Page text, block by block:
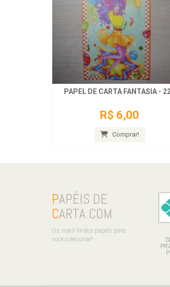
PAPEL DE CARTA FANTASIA -
R$ 6,00
Comprar!
PAPÉIS DE
CARTA.COM
Os mais lindos papéis para
você colecionar!